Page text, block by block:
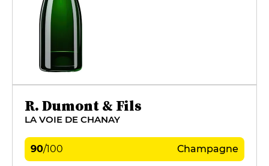
R. Dumont & Fils
LA VOIE DE CHANAY
90/100 Champagne